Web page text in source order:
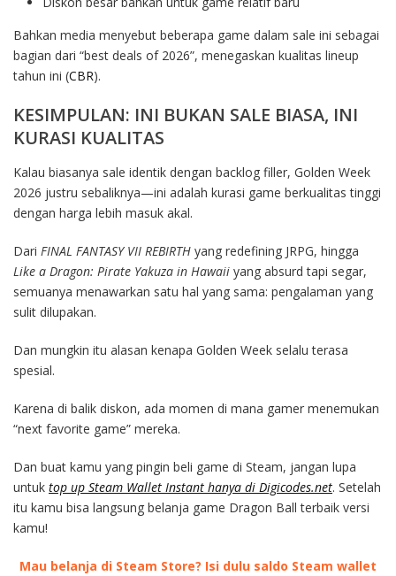
Bahkan media menyebut beberapa game dalam sale ini sebagai
bagian dari “best deals of 2026”, menegaskan kualitas lineup
tahun ini (CBR).
KESIMPULAN: INI BUKAN SALE BIASA, INI
KURASI KUALITAS
Kalau biasanya sale identik dengan backlog filler, Golden Week
2026 justru sebaliknya—ini adalah kurasi game berkualitas tinggi
dengan harga lebih masuk akal.
Dari FINAL FANTASY VII REBIRTH yang redefining JRPG, hingga
Like a Dragon: Pirate Yakuza in Hawaii yang absurd tapi segar,
semuanya menawarkan satu hal yang sama: pengalaman yang
sulit dilupakan.
Dan mungkin itu alasan kenapa Golden Week selalu terasa
spesial.
Karena di balik diskon, ada momen di mana gamer menemukan
“next favorite game” mereka.
Dan buat kamu yang pingin beli game di Steam, jangan lupa
untuk top up Steam Wallet Instant hanya di Digicodes.net. Setelah
itu kamu bisa langsung belanja game Dragon Ball terbaik versi
kamu!
Mau belanja di Steam Store? Isi dulu saldo Steam wallet